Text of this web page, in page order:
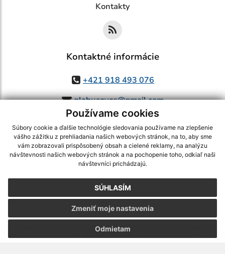
Používame cookies
Súbory cookie a ďalšie technológie sledovania používame na zlepšenie
vášho zážitku z prehliadania našich webových stránok, na to, aby sme
vám zobrazovali prispôsobený obsah a cielené reklamy, na analýzu
návštevnosti našich webových stránok a na pochopenie toho, odkiaľ naši
návštevníci prichádzajú.
SÚHLASÍM
Odmietam
Zmeniť moje nastavenia
Kontakty
Kontaktné informácie
+421 918 493 076
glabusovce@gmail.com
využite možnosť získavania aktuálnych informácií s využitím RSS
CMS systém (redakčný) systém ECHELON 2,Mapa stránok,web portál
webex.digital, s.r.o.,domény,registrácia domény
Posledná aktualizácia:30.07.2026
Vytlačiť stránku|Vyhlásenie o prístupnosti